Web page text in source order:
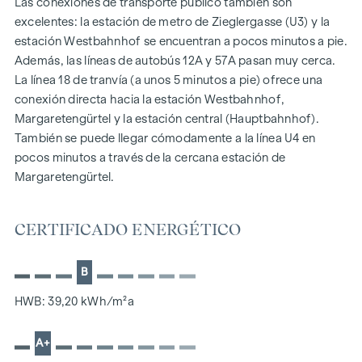
Productos sanitarios de marca
Sombreado exterior eléctrico
Aire acondicionado
Sistemas de video portero
Y mucho más...
Top 26 fue concebido como un dúplex abuhardillado e
impresiona por su estudiada distribución de las estancias y
su gran ambiente.
En la planta inferior hay un dormitorio de 22
suite y un pequeño estudio o habitación de invitados.
excepcionales vistas sobre la ciudad y un salón/comedor de
m2
Las conexiones de transporte público también son
excelentes: la estación de metro de Zieglergasse (U3) y la
estación Westbahnhof se encuentran a pocos minutos a pie.
Además, las líneas de autobús 12A y 57A pasan muy cerca.
La línea 18 de tranvía (a unos 5 minutos a pie) ofrece una
conexión directa hacia la estación Westbahnhof,
Margaretengürtel y la estación central (Hauptbahnhof).
También se puede llegar cómodamente a la línea U4 en
pocos minutos a través de la cercana estación de
Margaretengürtel.
CERTIFICADO ENERGÉTICO
B
HWB: 39,20 kWh/m²a
A+